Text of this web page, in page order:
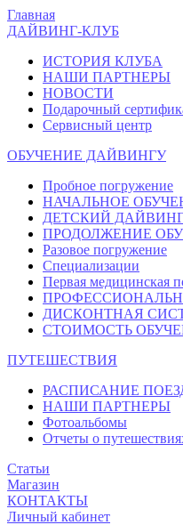
Главная
ДАЙВИНГ-КЛУБ
ИСТОРИЯ КЛУБА
НАШИ ПАРТНЕРЫ
НОВОСТИ
Подарочный
Сервисный центр
ОБУЧЕНИЕ ДАЙВИНГУ
Пробное погружение
НАЧАЛЬНОЕ
ДЕТСКИЙ
ПРОДОЛЖЕНИЕ
Разовое погружение
Специализации
Первая медицинская
ДИСКОНТНАЯ
СТОИМОСТЬ
ПУТЕШЕСТВИЯ
РАСПИСАНИЕ
НАШИ ПАРТНЕРЫ
Фотоальбомы
Отчеты о
Статьи
Магазин
КОНТАКТЫ
Личный кабинет